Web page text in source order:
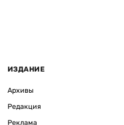
ИЗДАНИЕ
Архивы
Редакция
Реклама